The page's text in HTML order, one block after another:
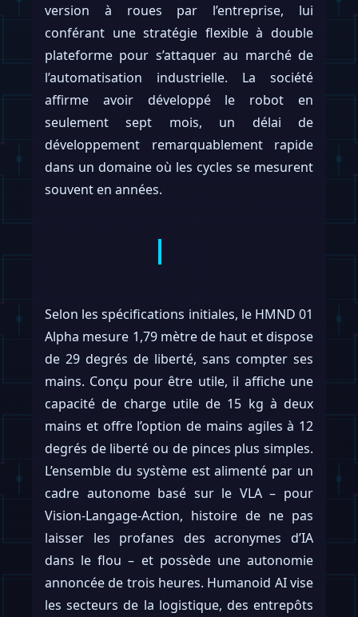
version à roues par l’entreprise, lui
conférant une stratégie flexible à double
plateforme pour s’attaquer au marché de
l’automatisation industrielle. La société
affirme avoir développé le robot en
seulement sept mois, un délai de
développement remarquablement rapide
dans un domaine où les cycles se mesurent
souvent en années.
Selon les spécifications initiales, le HMND 01
Alpha mesure 1,79 mètre de haut et dispose
de 29 degrés de liberté, sans compter ses
mains. Conçu pour être utile, il affiche une
capacité de charge utile de 15 kg à deux
mains et offre l’option de mains agiles à 12
degrés de liberté ou de pinces plus simples.
L’ensemble du système est alimenté par un
cadre autonome basé sur le VLA – pour
Vision-Langage-Action, histoire de ne pas
laisser les profanes des acronymes d’IA
dans le flou – et possède une autonomie
annoncée de trois heures. Humanoid AI vise
les secteurs de la logistique, des entrepôts